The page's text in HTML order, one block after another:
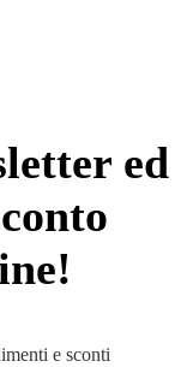
ed
e sconti